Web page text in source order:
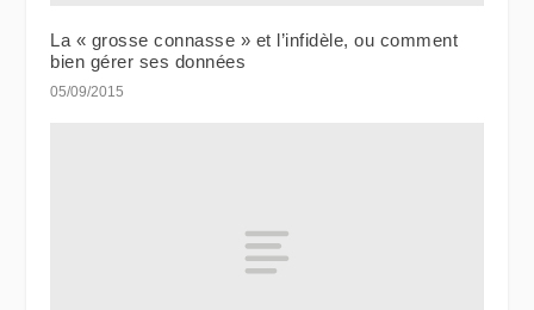
La « grosse connasse » et l’infidèle, ou comment
bien gérer ses données
05/09/2015